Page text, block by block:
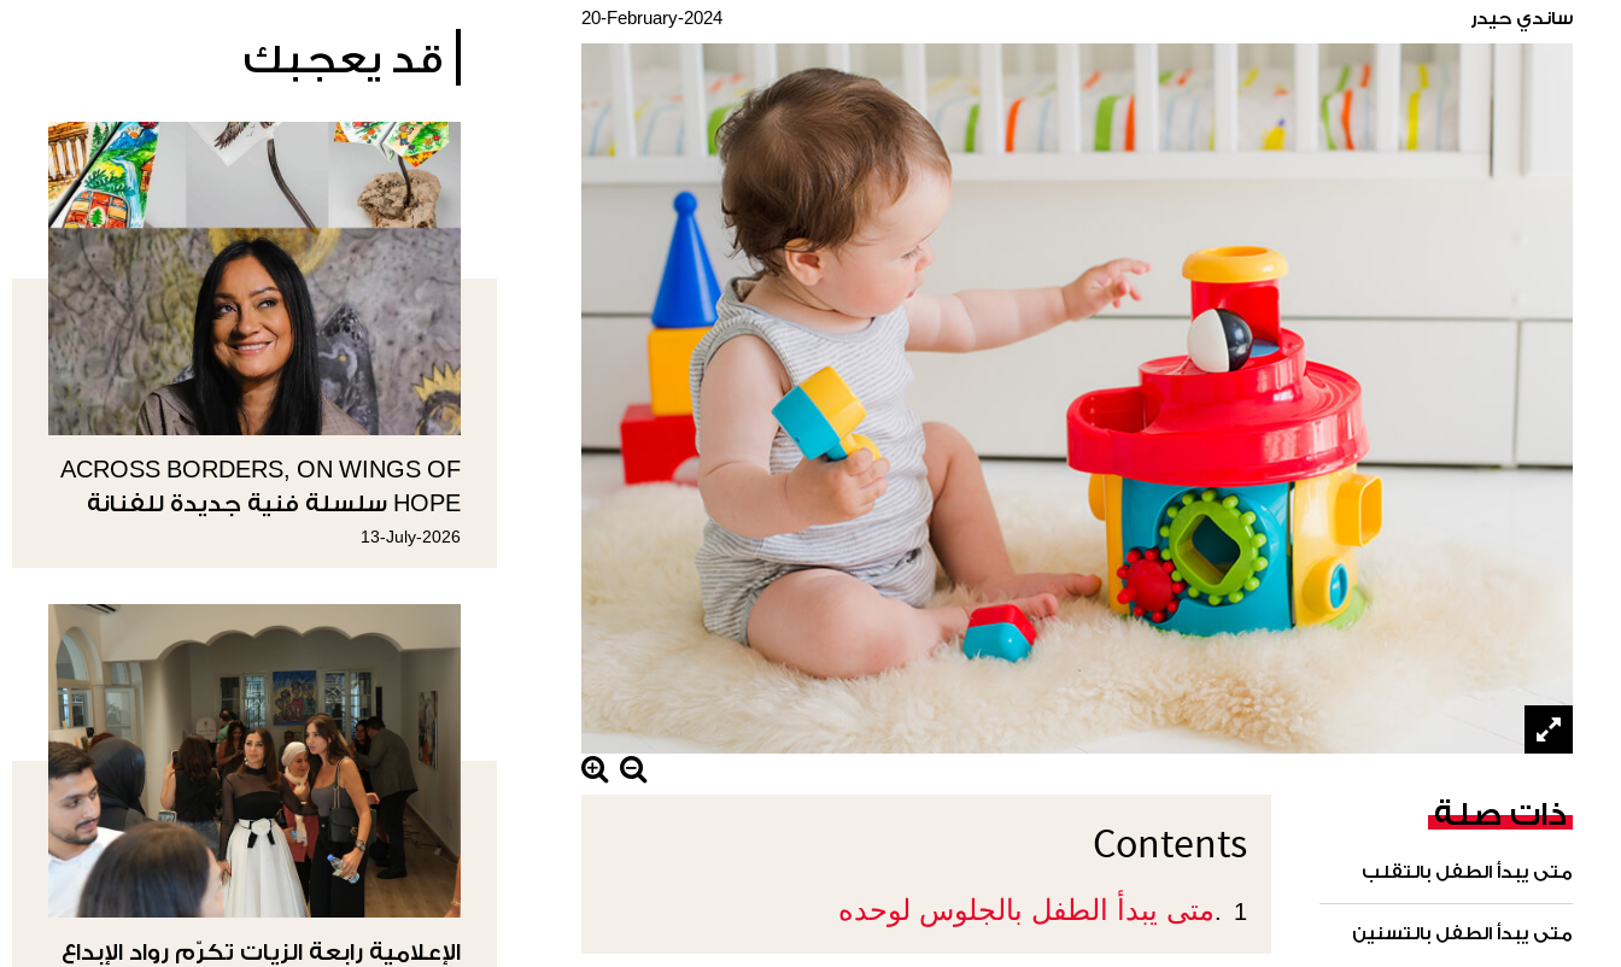
ساندي حيدر 20-February-2024
ذات صلة
متى يبدأ الطفل بالتقلب
متى يبدأ الطفل بالتسنين
Contents
1. متى يبدأ الطفل بالجلوس لوحده
قد يعجبك
ACROSS BORDERS, ON WINGS OF
HOPE سلسلة فنية جديدة للفنانة
سوزي ناصيف
13-July-2026
الإعلامية رابعة الزيات تكرّم رواد الإبداع